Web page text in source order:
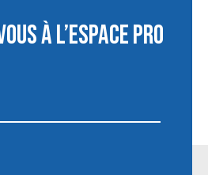
À L’ESPACE PRO